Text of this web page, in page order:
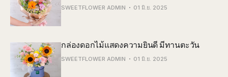
SWEETFLOWER ADMIN 01 มิ.ย. 2025
กล่องดอกไม้แสดงความยินดี มีทานตะวัน
SWEETFLOWER ADMIN 01 มิ.ย. 2025